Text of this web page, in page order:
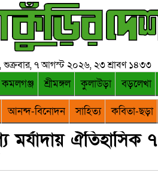
শুক্রবার, ৭ আগস্ট ২০২৬, ২৩ শ্রাবণ ১৪৩৩
কমলগঞ্জ শ্রীমঙ্গল কুলাউড়া বড়লেখা
আনন্দ-বিনোদন সাহিত্য কবিতা-ছড়া
মর্যাদায় ঐতিহাসিক ৭